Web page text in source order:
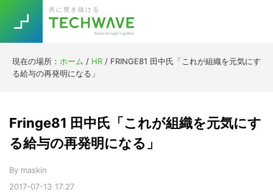
primary
navigation
main
content
primary
sidebar
footer
共に突き抜ける
現在の場所： ホーム / HR / FRINGE81 田中氏「これが組織を元気にす
る給与の再発明になる」
2017-07-13 17:27
Fringe81 田中氏「これが組織を元気にす
る給与の再発明になる」
By maskin
TOPICS
RE:LIFE
[Startup]
Trend 今話題の注目キーワード
5G Asana テレワーク